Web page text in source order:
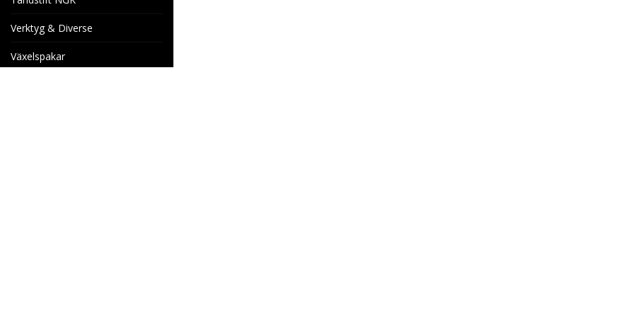
Verktyg & Diverse
Växelspakar